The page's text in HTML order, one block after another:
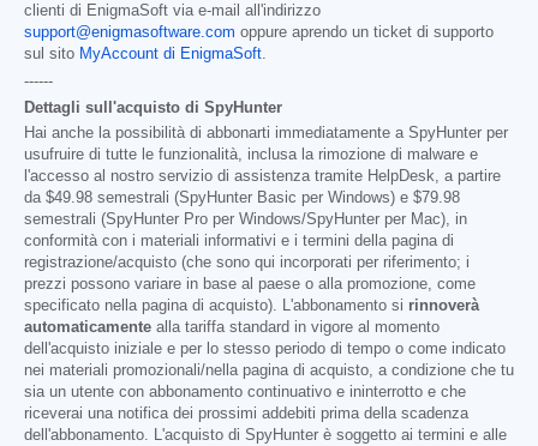
clienti di EnigmaSoft via e-mail all'indirizzo
support@enigmasoftware.com oppure aprendo un ticket di supporto
sul sito MyAccount di EnigmaSoft
------
Dettagli sull'acquisto di SpyHunter
Hai anche la possibilità di abbonarti immediatamente a SpyHunter per
usufruire di tutte le funzionalità, inclusa la rimozione di malware e
l'accesso al nostro servizio di assistenza tramite HelpDesk, a partire
da $49.98 semestrali (SpyHunter Basic per Windows) e $79.98
semestrali (SpyHunter Pro per Windows/SpyHunter per Mac), in
conformità con i materiali informativi e i termini della pagina di
registrazione/acquisto (che sono qui incorporati per riferimento; i
prezzi possono variare in base al paese o alla promozione, come
specificato nella pagina di acquisto). L'abbonamento si rinnoverà
automaticamente alla tariffa standard in vigore al momento
dell'acquisto iniziale e per lo stesso periodo di tempo o come indicato
nei materiali promozionali/nella pagina di acquisto, a condizione che tu
sia un utente con abbonamento continuativo e ininterrotto e che
riceverai una notifica dei prossimi addebiti prima della scadenza
dell'abbonamento. L'acquisto di SpyHunter è soggetto ai termini e alle